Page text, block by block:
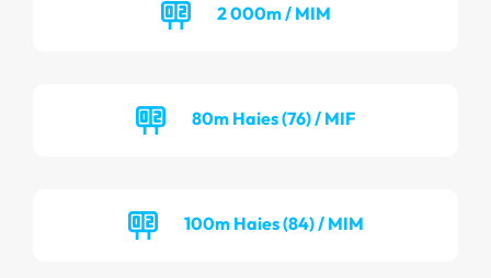
2 000m / MIM
80m Haies (76) / MIF
100m Haies (84) / MIM